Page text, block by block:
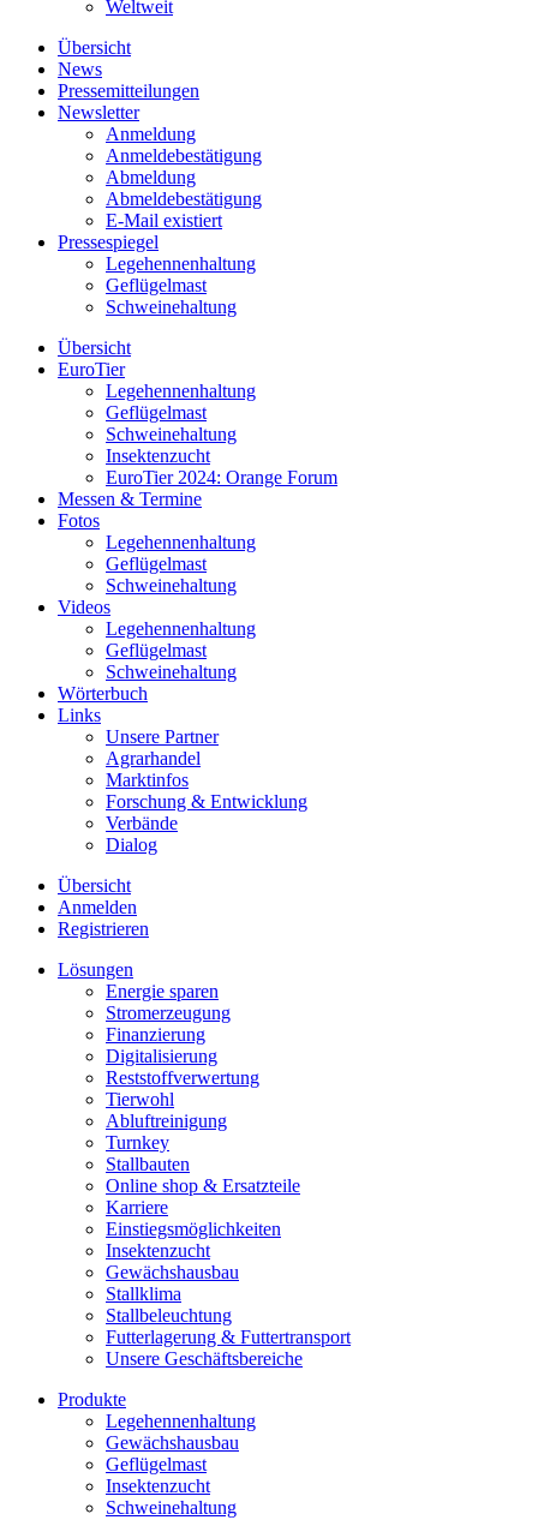
Weltweit
Übersicht
News
Pressemitteilungen
Newsletter
Anmeldung
Anmeldebestätigung
Abmeldung
Abmeldebestätigung
E-Mail existiert
Pressespiegel
Legehennenhaltung
Geflügelmast
Schweinehaltung
Übersicht
EuroTier
Legehennenhaltung
Geflügelmast
Schweinehaltung
Insektenzucht
EuroTier 2024: Orange Forum
Messen & Termine
Fotos
Legehennenhaltung
Geflügelmast
Schweinehaltung
Videos
Legehennenhaltung
Geflügelmast
Schweinehaltung
Wörterbuch
Links
Unsere Partner
Agrarhandel
Marktinfos
Forschung & Entwicklung
Verbände
Dialog
Übersicht
Anmelden
Registrieren
Lösungen
Energie sparen
Stromerzeugung
Finanzierung
Digitalisierung
Reststoffverwertung
Tierwohl
Abluftreinigung
Turnkey
Stallbauten
Online shop & Ersatzteile
Karriere
Einstiegsmöglichkeiten
Insektenzucht
Gewächshausbau
Stallklima
Stallbeleuchtung
Futterlagerung & Futtertransport
Unsere Geschäftsbereiche
Produkte
Legehennenhaltung
Gewächshausbau
Geflügelmast
Insektenzucht
Schweinehaltung